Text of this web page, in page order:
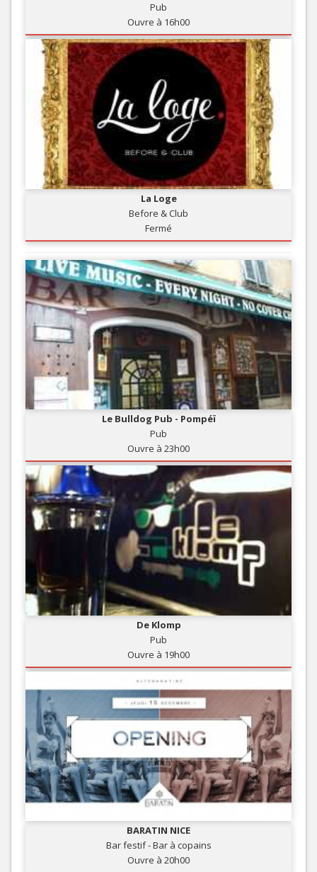
Pub
Ouvre à 16h00
La Loge
Before & Club
Fermé
Le Bulldog Pub - Pompéï
Pub
Ouvre à 23h00
De Klomp
Pub
Ouvre à 19h00
BARATIN NICE
Bar festif - Bar à copains
Ouvre à 20h00